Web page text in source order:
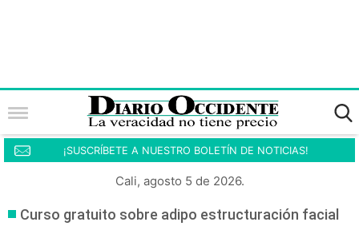
¡SUSCRÍBETE A NUESTRO BOLETÍN DE NOTICIAS!
Cali, agosto 5 de 2026.
Curso gratuito sobre adipo estructuración facial